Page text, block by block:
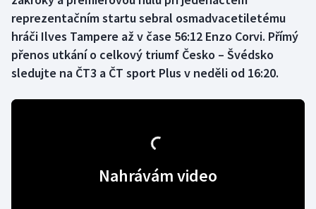
Dostihy
Florbal
Futsal
reprezentačním startu sebral osmadvacetiletému
hráči Ilves Tampere až v čase 56:12 Enzo Corvi. Přímý
přenos utkání o celkový triumf Česko – Švédsko
sledujte na ČT3 a ČT sport Plus v neděli od 16:20.
Nahrávám video